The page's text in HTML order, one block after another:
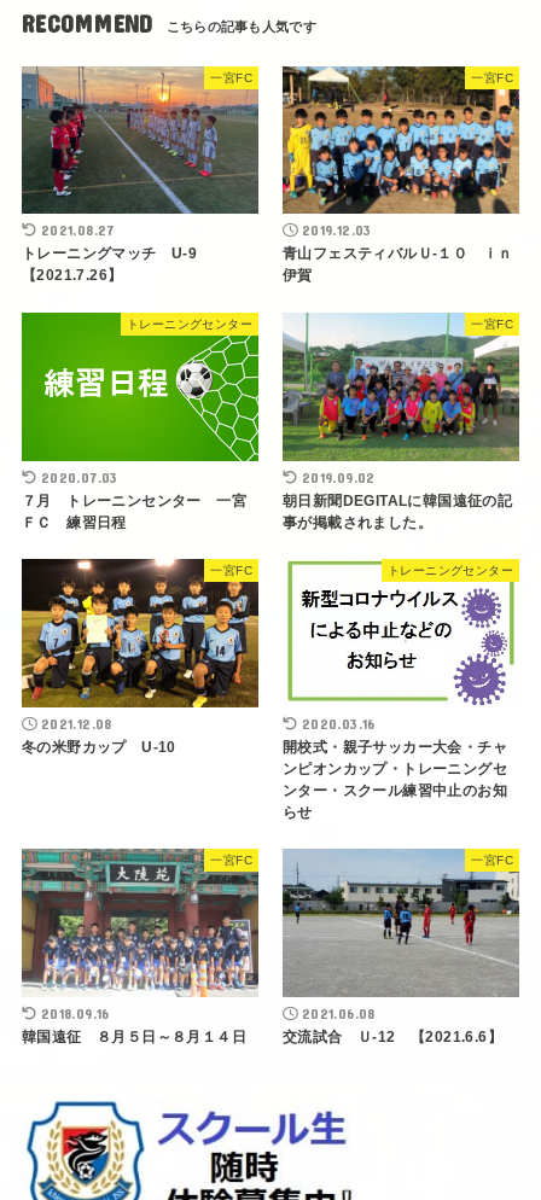
RECOMMEND
一宮FC
2021.08.27
トレーニングマッチ U-9
【2021.7.26】
一宮FC
2019.12.03
青山フェスティバルＵ-１０ ｉｎ
伊賀
トレーニングセンター
2020.07.03
７月 トレーニンセンター 一宮
ＦＣ 練習日程
一宮FC
2019.09.02
朝日新聞DEGITALに韓国遠征の記
事が掲載されました。
一宮FC
2021.12.08
冬の米野カップ U-10
トレーニングセンター
2020.03.16
開校式・親子サッカー大会・チャ
ンピオンカップ・トレーニングセ
ンター・スクール練習中止のお知
らせ
一宮FC
2018.09.16
韓国遠征 ８月５日～８月１４日
一宮FC
2021.06.08
交流試合 Ｕ-12 【2021.6.6】